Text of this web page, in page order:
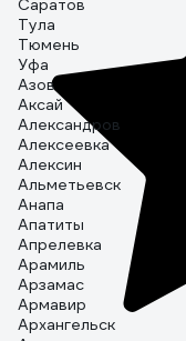
Саратов
Тула
Тюмень
Уфа
Азов
Аксай
Александров
Алексеевка
Алексин
Альметьевск
Анапа
Апатиты
Апрелевка
Арамиль
Арзамас
Армавир
Архангельск